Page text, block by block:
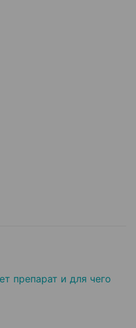
препарат и для чего